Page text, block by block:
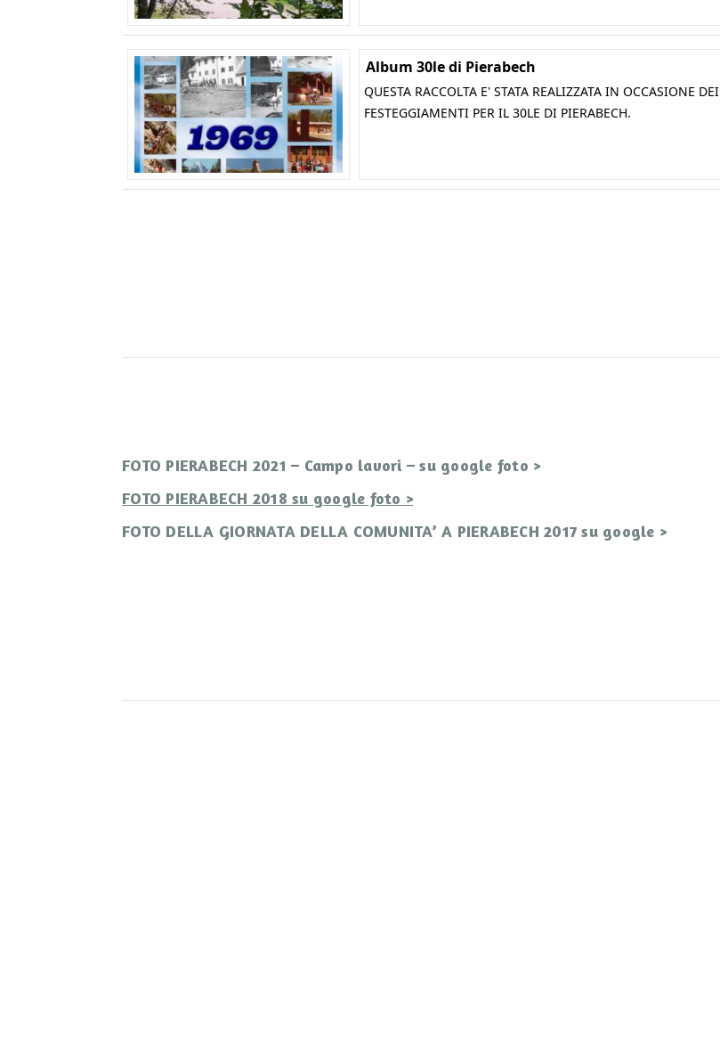
Album 30le di Pierabech
QUESTA RACCOLTA E' STATA REALIZZATA IN OCCASIONE DEI
FESTEGGIAMENTI PER IL 30LE DI PIERABECH.
FOTO PIERABECH 2021 – Campo lavori – su google foto >
FOTO PIERABECH 2018 su google foto >
FOTO DELLA GIORNATA DELLA COMUNITA’ A PIERABECH 2017 su google >